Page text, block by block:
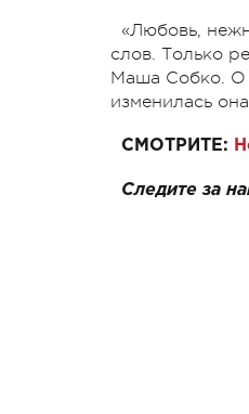
«Любовь,
слов. Только
Маша Собко. О
изменилась
СМОТРИТЕ:
Следите за